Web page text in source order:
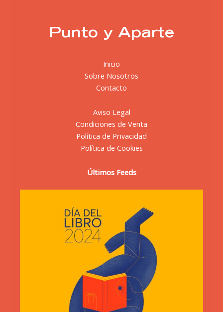
Punto y Aparte
Inicio
Sobre Nosotros
Contacto
Aviso Legal
Condiciones de Venta
Política de Privacidad
Política de Cookies
Últimos Feeds